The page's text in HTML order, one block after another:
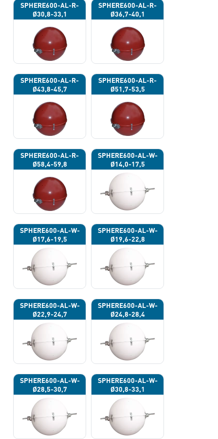
SPHERE600-AL-R-
Ø30,8-33,1
SPHERE600-AL-R-
Ø36,7-40,1
SPHERE600-AL-R-
Ø43,8-45,7
SPHERE600-AL-R-
Ø51,7-53,5
SPHERE600-AL-R-
Ø58,4-59,8
SPHERE600-AL-W-
Ø14,0-17,5
SPHERE600-AL-W-
Ø17,6-19,5
SPHERE600-AL-W-
Ø19,6-22,8
SPHERE600-AL-W-
Ø22,9-24,7
SPHERE600-AL-W-
Ø24,8-28,4
SPHERE600-AL-W-
Ø28,5-30,7
SPHERE600-AL-W-
Ø30,8-33,1